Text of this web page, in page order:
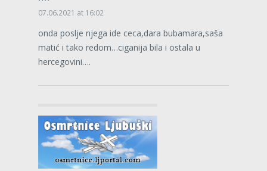
07.06.2021 at 16:02
onda poslje njega ide ceca,dara bubamara,saša
matić i tako redom…ciganija bila i ostala u
hercegovini….